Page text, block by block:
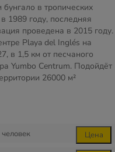
в тропических
1989 году, последняя
проведена в 2015 году.
Playa del Inglés на
в 1,5 км от песчаного
Yumbo Centrum. Подойдёт
26000 м²
человек Цена